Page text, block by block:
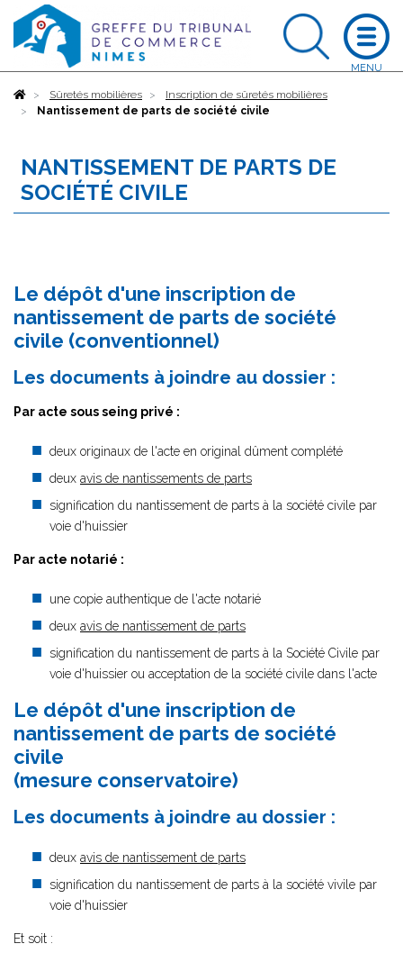
AccueilSûretés mobilières
Inscription de sûretés mobilières
Nantissement de parts de société civile
NANTISSEMENT DE PARTS DE
SOCIÉTÉ CIVILE
Le dépôt d'une inscription de
nantissement de parts de société
civile (conventionnel)
Les documents à joindre au dossier :
Par acte sous seing privé :
deux originaux de l'acte en original dûment complété
deux avis de nantissements de parts
signification du nantissement de parts à la société civile par
voie d'huissier
Par acte notarié :
une copie authentique de l'acte notarié
deux avis de nantissement de parts
signification du nantissement de parts à la Société Civile par
voie d'huissier ou acceptation de la société civile dans l'acte
Le dépôt d'une inscription de
nantissement de parts de société
civile
(mesure conservatoire)
Les documents à joindre au dossier :
deux avis de nantissement de parts
signification du nantissement de parts à la société vivile par
voie d'huissier
Et soit :